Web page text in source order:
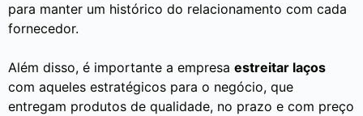
para manter um histórico do relacionamento com cada
fornecedor.
Além disso, é importante a empresa estreitar laços
com aqueles estratégicos para o negócio, que
entregam produtos de qualidade, no prazo e com preço